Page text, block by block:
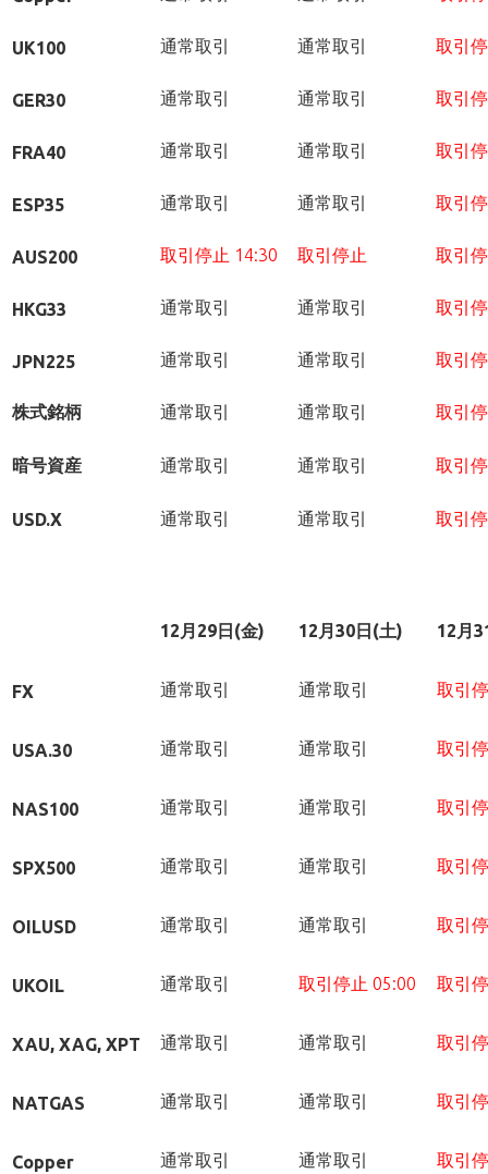
UK100 通常取引 通常取引 取引
GER30 通常取引 通常取引 取引
FRA40 通常取引 通常取引 取引
ESP35 通常取引 通常取引 取引
AUS200 取引停止 14:30 取引停止 取引
HKG33 通常取引 通常取引 取引
JPN225 通常取引 通常取引 取引
株式銘柄 通常取引 通常取引 取引
暗号資産 通常取引 通常取引 取引
USD.X 通常取引 通常取引 取引
12 月29日(金) 12 月30日(土) 12 月
FX 通常取引 通常取引 取引
USA.30 通常取引 通常取引 取引
NAS100 通常取引 通常取引 取引
SPX500 通常取引 通常取引 取引
OILUSD 通常取引 通常取引 取引
UKOIL 通常取引 取引停止 05:00 取引
XAU, XAG, XPT 通常取引 通常取引 取引
NATGAS 通常取引 通常取引 取引
Copper 通常取引 通常取引 取引